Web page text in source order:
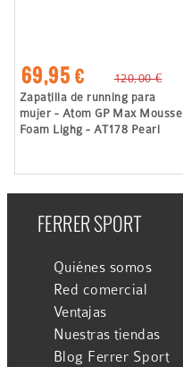
69,95 €
120,00 €
Zapatilla de running para
mujer - Atom GP Max Mousse
Foam Lighg - AT178 Pearl
FERRER SPORT
Quiénes somos
Red comercial
Ventajas
Nuestras tiendas
Blog Ferrer Sport